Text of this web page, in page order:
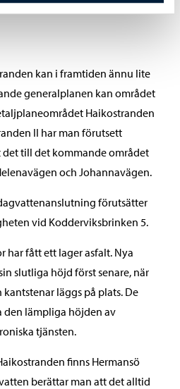
kan i framtiden ännu lite
generalplanen kan området
Haikostranden
II har man förutsett
till det kommande området
och Johannavägen.
förutsätter
vid Kodderviksbrinken 5.
har fått ett lager asfalt. Nya
slutliga höjd först senare, när
läggs på plats. De
den lämpliga höjden av
tjänsten.
finns Hermansö
berättar man att det alltid